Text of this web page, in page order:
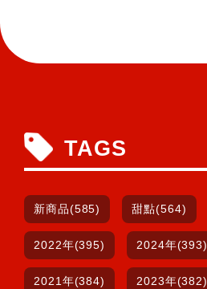
TAGS
新商品(585) 甜點(564)
2022年(395) 2024年(393)
2021年(384) 2023年(382)